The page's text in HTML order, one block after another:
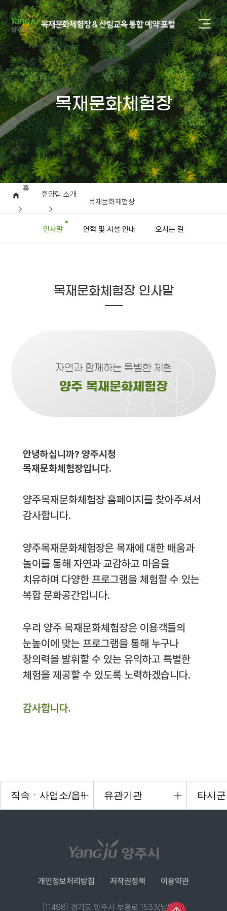
목재문화체험장
홈
휴양림 소개
목재문화체험장
인사말 연혁 및 시설 안내 오시는 길
목재문화체험장 인사말
자연과 함께하는 특별한 체험
양주 목재문화체험장
안녕하십니까? 양주시청
목재문화체험장입니다.
양주목재문화체험장 홈페이지를 찾아주셔서
감사합니다.
양주목재문화체험장은 목재에 대한 배움과
놀이를 통해 자연과 교감하고 마음을
치유하며 다양한 프로그램을 체험할 수 있는
복합 문화공간입니다.
우리 양주 목재문화체험장은 이용객들의
눈높이에 맞는 프로그램을 통해 누구나
창의력을 발휘할 수 있는 유익하고 특별한
체험을 제공할 수 있도록 노력하겠습니다.
감사합니다.
개인정보처리방침 저작권정책 이용약관
[11498] 경기도 양주시 부흥로 1533(남방동)